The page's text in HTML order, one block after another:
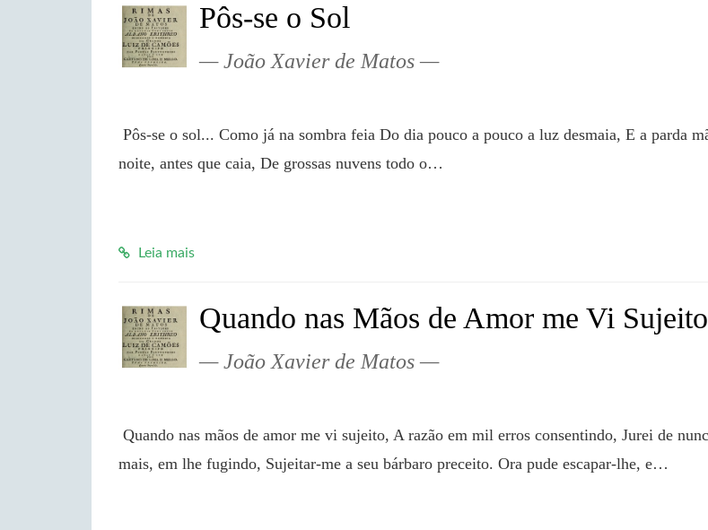
Pôs-se o Sol
João Xavier de Matos
noite, antes que caia, De grossas nuvens todo o…
Leia mais
Quando nas Mãos de Amor me Vi Sujeito
João Xavier de Matos
mais, em lhe fugindo, Sujeitar-me a seu bárbaro preceito. Ora pude escapar-lhe, e…